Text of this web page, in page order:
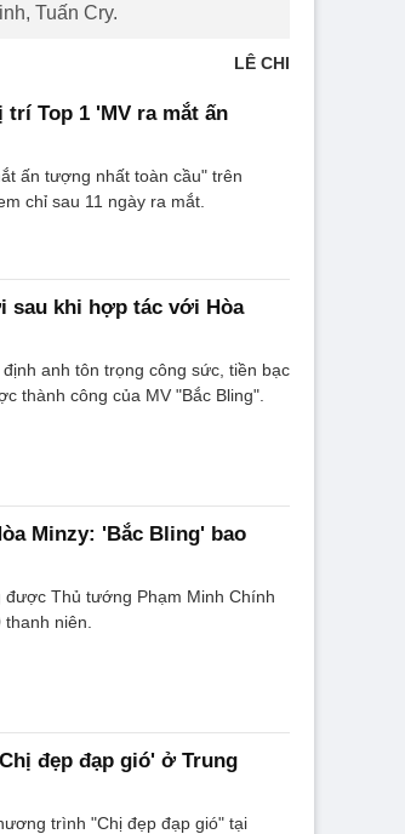
Tuấn Cry.
LÊ CHI
trí Top 1 'MV ra mắt ấn
ấn tượng nhất toàn cầu" trên
chỉ sau 11 ngày ra mắt.
sau khi hợp tác với Hòa
anh tôn trọng công sức, tiền bạc
thành công của MV "Bắc Bling".
Minzy: 'Bắc Bling' bao
được Thủ tướng Phạm Minh Chính
niên.
đẹp đạp gió' ở Trung
trình "Chị đẹp đạp gió" tại